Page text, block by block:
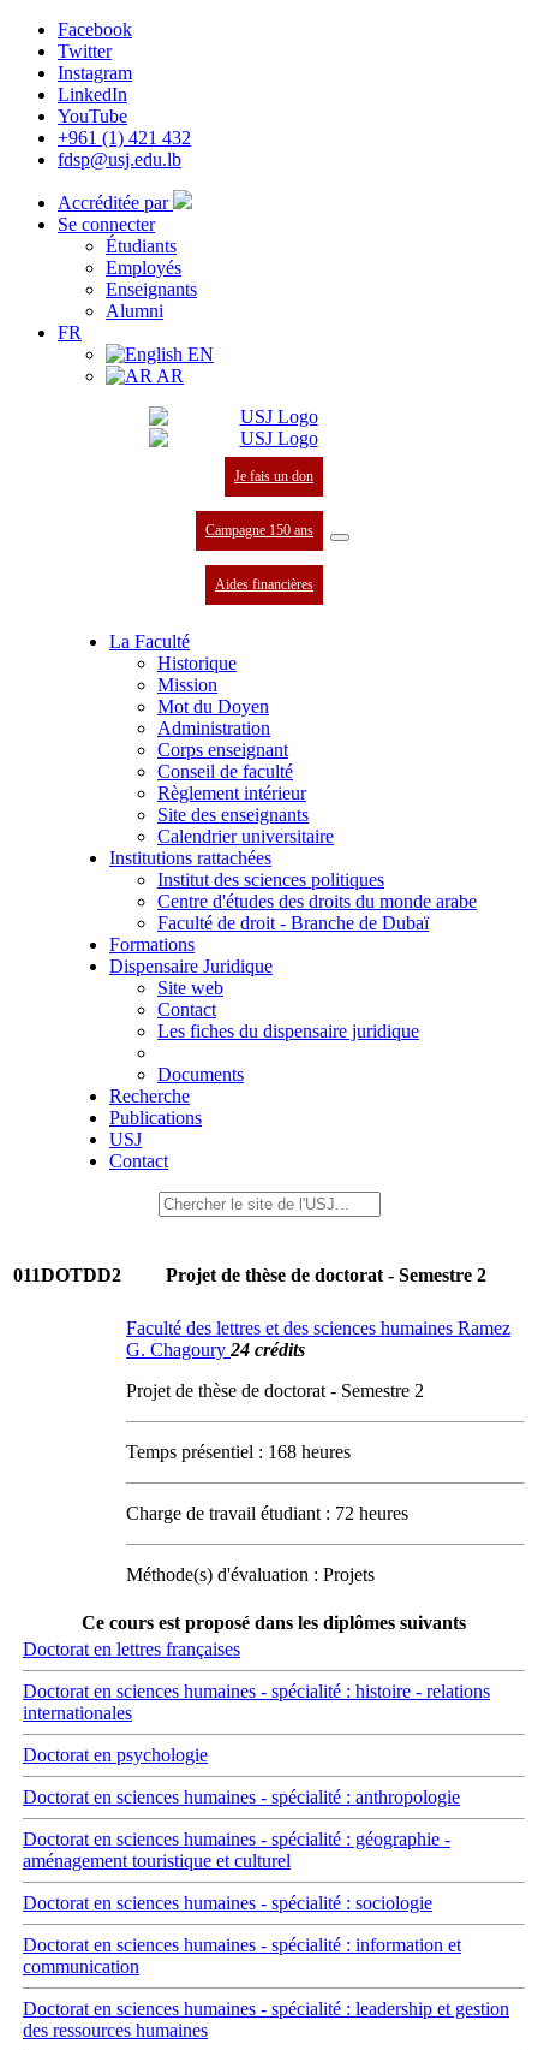
Facebook
Twitter
Instagram
LinkedIn
YouTube
+961 (1) 421 432
fdsp@usj.edu.lb
Accréditée par
Se connecter
Étudiants
Employés
Enseignants
Alumni
FR
EN
AR
Je fais un don
Campagne 150 ans
Aides financières
La Faculté
Historique
Mission
Mot du Doyen
Administration
Corps enseignant
Conseil de faculté
Règlement intérieur
Site des enseignants
Calendrier universitaire
Institutions rattachées
Institut des sciences politiques
Centre d'études des droits du monde arabe
Faculté de droit - Branche de Dubaï
Formations
Dispensaire Juridique
Site web
Contact
Les fiches du dispensaire juridique
Documents
Recherche
Publications
USJ
Contact
011DOTDD2 Projet de thèse de doctorat - Semestre 2
Faculté des lettres et des sciences humaines Ramez
G. Chagoury 24 crédits
Projet de thèse de doctorat - Semestre 2
Temps présentiel : 168 heures
Charge de travail étudiant : 72 heures
Méthode(s) d'évaluation : Projets
Ce cours est proposé dans les diplômes suivants
Doctorat en lettres françaises
Doctorat en sciences humaines - spécialité : histoire - relations
internationales
Doctorat en psychologie
Doctorat en sciences humaines - spécialité : anthropologie
Doctorat en sciences humaines - spécialité : géographie -
aménagement touristique et culturel
Doctorat en sciences humaines - spécialité : sociologie
Doctorat en sciences humaines - spécialité : information et
communication
Doctorat en sciences humaines - spécialité : leadership et gestion
des ressources humaines